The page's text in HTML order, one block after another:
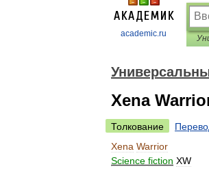
academic.ru
Xena
Толкование
Xena Warrior
Science fiction XW